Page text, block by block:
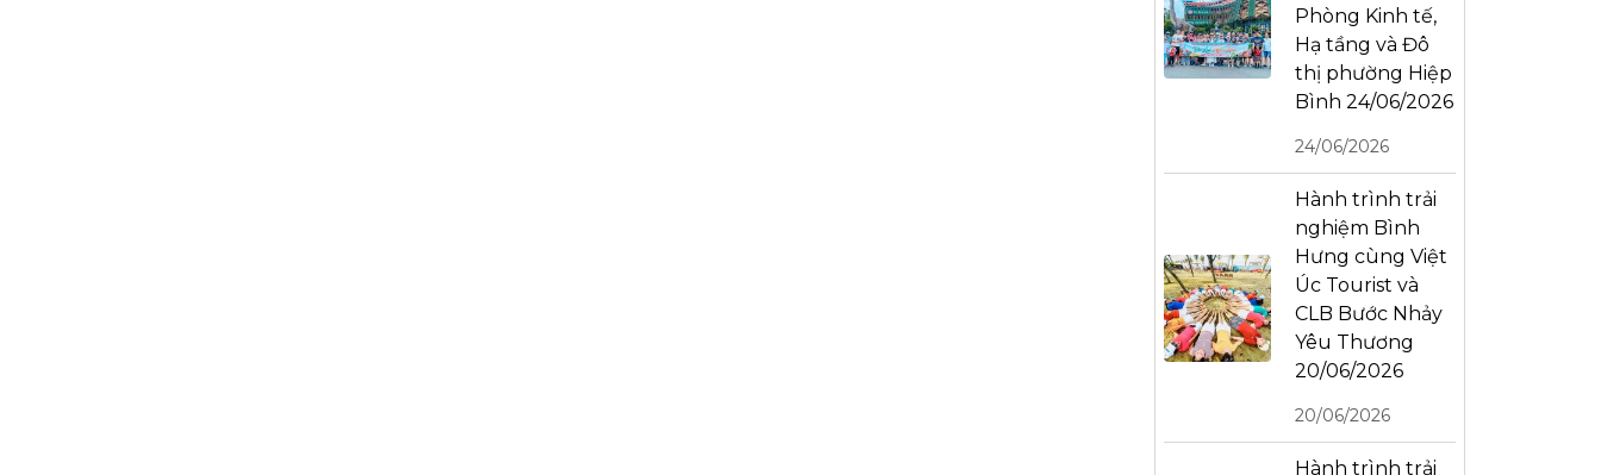
Phòng Kinh tế,
Hạ tầng và Đô
thị phường Hiệp
Bình 24/06/2026
24/06/2026
Hành trình trải
nghiệm Bình
Hưng cùng Việt
Úc Tourist và
CLB Bước Nhảy
Yêu Thương
20/06/2026
20/06/2026
Hành trình trải